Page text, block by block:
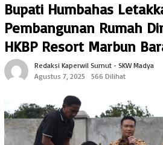
Bupati Humbahas
Pembangunan Rumah
HKBP Resort Marbun
Redaksi Kaperwil Sumut - SKW Madya
Agustus 7, 2025
566 Dilihat